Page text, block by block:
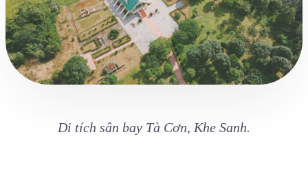
Di tích sân bay Tà Cơn, Khe Sanh.